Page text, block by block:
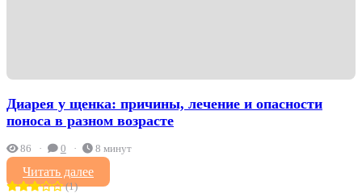
Диарея у щенка: причины, лечение и опасности
поноса в разном возрасте
86 0 8 минут
Читать далее
(1)